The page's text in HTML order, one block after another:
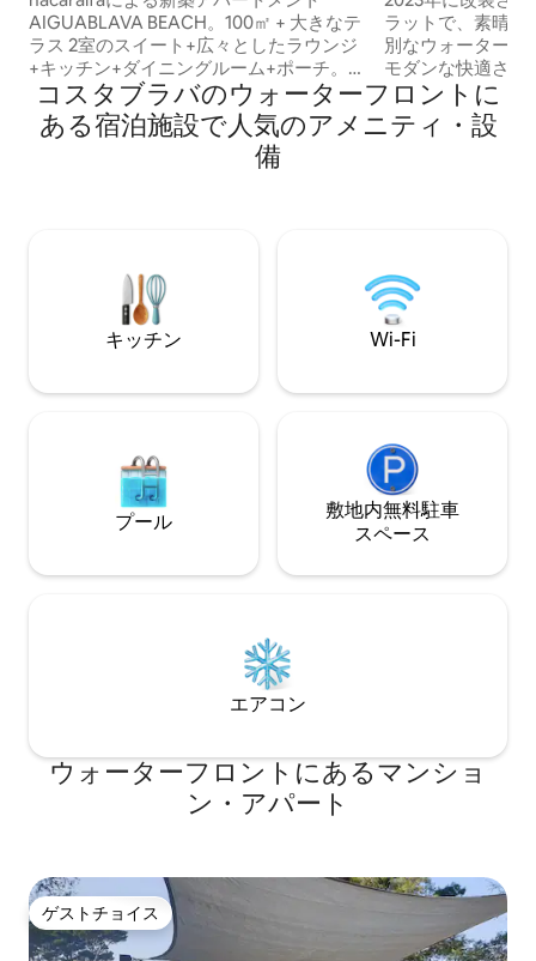
AIGUABLAVA BEACH。100㎡ + 大きなテ
ラス 2室のスイート+広々としたラウンジ
+キッチン+ダイニングルーム+ポーチ。
比類のない海の景色とビーチまでのプラ
イベートアクセス。徒歩3分または車で1
分のところにあるアイグアブラバ・ベグ
ール。 目の前に建物はなく、自然と地中
タ・ブラバで最も特別なスポットの1つで
す。バルセロナからわずか1時間30分。
ラットで、素晴ら
別なウォーターフ
モダンな快適さ（
ン、エアコン、
寝具など）を備えてい
るユニークな景色
あります。
コスタブラバのウォーターフロントに
ある宿泊施設で人気のアメニティ・設
備
キッチン Wi-Fi
プール
敷地内無料駐⁠車
ス⁠ペ⁠ー⁠ス
エアコン
ウォーターフロントにあるマンショ
ン・アパート
ゲストチョイス
ゲストチョイス